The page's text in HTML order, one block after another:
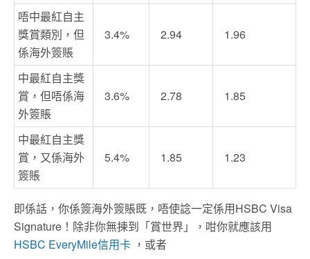
唔中最紅自主
獎賞類別，但
係海外簽賬
3.4% 2.94 1.96
中最紅自主獎
賞，但唔係海
外簽賬
3.6% 2.78 1.85
中最紅自主獎
賞，又係海外
簽賬
5.4% 1.85 1.23
即係話，你係簽海外簽賬既，唔使諗一定係用HSBC Visa
Signature！除非你無揀到「賞世界」，咁你就應該用
HSBC EveryMile信用卡 ，或者